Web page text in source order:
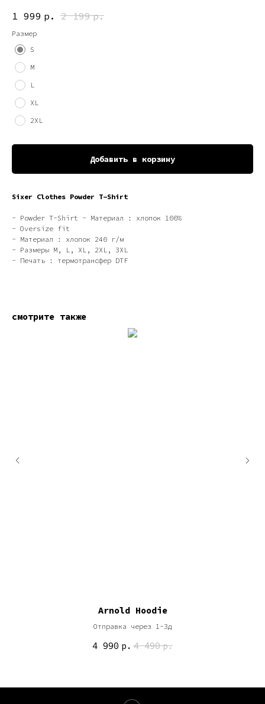
1 999 р. 2 199 р.
Размер
S
M
L
XL
2XL
Добавить в корзину
Sixer Clothes Powder T-Shirt
- Powder T-Shirt - Материал : хлопок 100%
- Oversize fit
- Материал : хлопок 240 г/м
- Размеры M, L, XL, 2XL, 3XL
- Печать : термотрансфер DTF
смотрите также
Arnold Hoodie
Отправка через 1-3д
4 990 р. 4 490 р.